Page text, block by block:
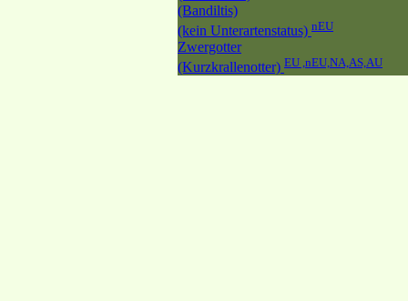
(Bandiltis)
(kein Unterartenstatus) nEU
Zwergotter
(Kurzkrallenotter) EU ,nEU,NA,AS,AU